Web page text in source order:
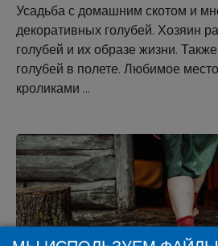
Усадьба с домашним скотом и
декоративных голубей. Хозяин
голубей и их образе жизни.
голубей в полете. Любимое
кроликами …